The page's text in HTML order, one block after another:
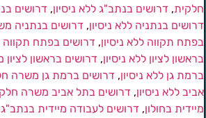
,דרושים בנתב"ג ללא ניסיון,דרושים
בנתניה ללא ניסיון,דרושים בנתניה
תקווה ללא ניסיון,דרושים בפתח תקווה
לציון ללא ניסיון,דרושים בראשון
גן ללא ניסיון,דרושים ברמת גן משרה
ללא ניסיון,דרושים בתל אביב משרה
בחולון,דרושים לעבודה מיידית בנתב"ג,